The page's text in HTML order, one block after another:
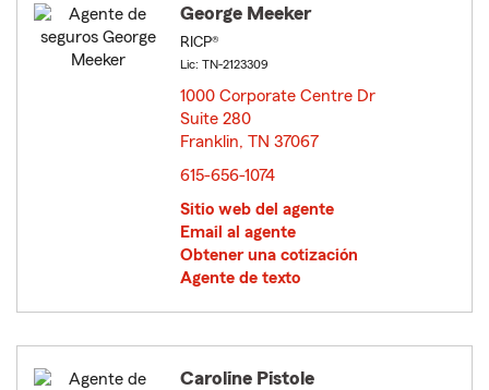
George Meeker
RICP®
Lic: TN-2123309
1000 Corporate Centre Dr
Suite 280
Franklin, TN 37067
615-656-1074
Sitio web del agente
Email al agente
Obtener una cotización
Agente de texto
Caroline Pistole